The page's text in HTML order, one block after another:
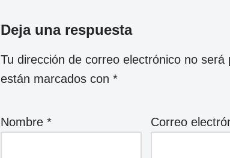
Deja una respuesta
Tu dirección de correo electrónico no será
están marcados con*
Nombre* Correo